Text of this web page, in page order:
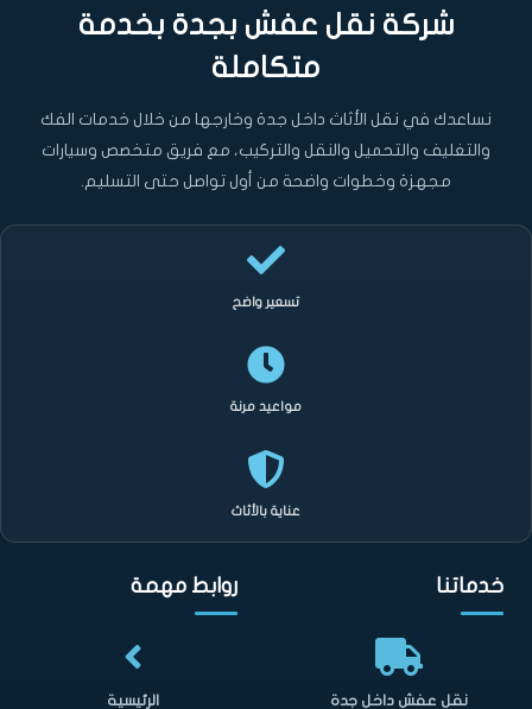
شركة نقل عفش بجدة بخدمة
متكاملة
نساعدك في نقل الأثاث داخل جدة وخارجها من خلال خدمات الفك
والتغليف والتحميل والنقل والتركيب، مع فريق متخصص وسيارات
مجهزة وخطوات واضحة من أول تواصل حتى التسليم.
تسعير واضح
مواعيد مرنة
عناية بالأثاث
خدماتنا
نقل عفش داخل جدة
روابط مهمة
الرئيسية